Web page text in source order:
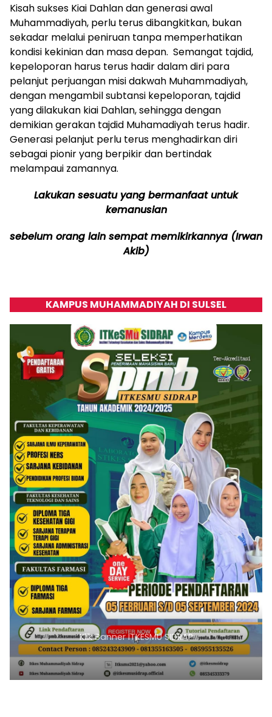
Kisah sukses Kiai Dahlan dan generasi awal
Muhammadiyah, perlu terus dibangkitkan, bukan
sekadar melalui peniruan tanpa memperhatikan
kondisi kekinian dan masa depan. Semangat tajdid,
kepeloporan harus terus hadir dalam diri para
pelanjut perjuangan misi dakwah Muhammadiyah,
dengan mengambil subtansi kepeloporan, tajdid
yang dilakukan kiai Dahlan, sehingga dengan
demikian gerakan tajdid Muhamadiyah terus hadir.
Generasi pelanjut perlu terus menghadirkan diri
sebagai pionir yang berpikir dan bertindak
melampaui zamannya.
Lakukan sesuatu yang bermanfaat untuk
kemanusian
sebelum orang lain sempat memikirkannya (Irwan
Akib)
KAMPUS MUHAMMADIYAH DI SULSEL